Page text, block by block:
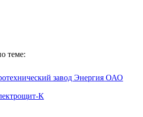
теме:
завод Энергия ОАО
К